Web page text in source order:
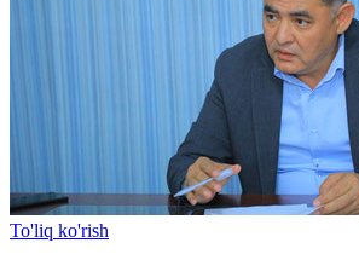
To'liq ko'rish